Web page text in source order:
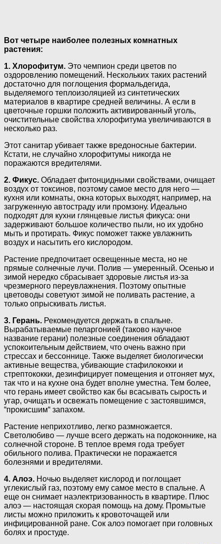
Вот четыре наиболее полезных комнатных
растения:
1. Хлорофитум. Это чемпион среди цветов по
оздоровлению помещений. Нескольких таких растений
достаточно для поглощения формальдегида,
выделяемого теплоизоляцией из синтетических
материалов в квартире средней величины. А если в
цветочные горшки положить активированный уголь,
очистительные свойства хлорофитума увеличиваются в
несколько раз.
Этот санитар убивает также вредоносные бактерии.
Кстати, не случайно хлорофитумы никогда не
поражаются вредителями.
2. Фикус. Обладает фитонцидными свойствами, очищает
воздух от токсинов, поэтому самое место для него —
кухня или комнаты, окна которых выходят, например, на
загруженную автостраду или промзону. Идеально
подходят для кухни глянцевые листья фикуса: они
задерживают большое количество пыли, но их удобно
мыть и протирать. Фикус поможет также увлажнить
воздух и насытить его кислородом.
Растение предпочитает освещенные места, но не
прямые солнечные лучи. Полив — умеренный. Осенью и
зимой нередко сбрасывает здоровые листья из-за
чрезмерного переувлажнения. Поэтому опытные
цветоводы советуют зимой не поливать растение, а
только опрыскивать листья.
3. Герань. Рекомендуется держать в спальне.
Вырабатываемые пеларгонией (таково научное
название герани) полезные соединения обладают
успокоительным действием, что очень важно при
стрессах и бессоннице. Также выделяет биологически
активные вещества, убивающие стафилококки и
стрептококки, дезинфицирует помещения и отгоняет мух,
так что и на кухне она будет вполне уместна. Тем более,
что герань имеет свойство как бы всасывать сырость и
угар, очищать и освежать помещение с застоявшимся,
“прокисшим“ запахом.
Растение неприхотливо, легко размножается.
Светолюбиво — лучше всего держать на подоконнике, на
солнечной стороне. В теплое время года требует
обильного полива. Практически не поражается
болезнями и вредителями.
4. Алоэ. Ночью выделяет кислород и поглощает
углекислый газ, поэтому ему самое место в спальне. А
еще он снимает наэлектризованность в квартире. Плюс
алоэ — настоящая скорая помощь на дому. Промытые
листы можно приложить к кровоточащей или
инфицированной ране. Сок алоэ помогает при головных
болях и простуде.